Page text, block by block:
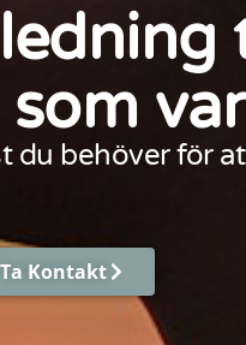
behöver för
Ta Kontakt